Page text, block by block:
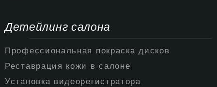
Детейлинг салона
Профессиональная покраска дисков
Реставрация кожи в салоне
Установка видеорегистратора